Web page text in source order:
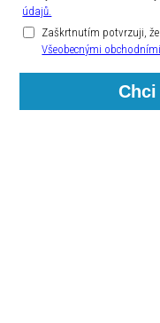
údajů.
Zaškrtnutím potvrzuji,
Všeobecnými